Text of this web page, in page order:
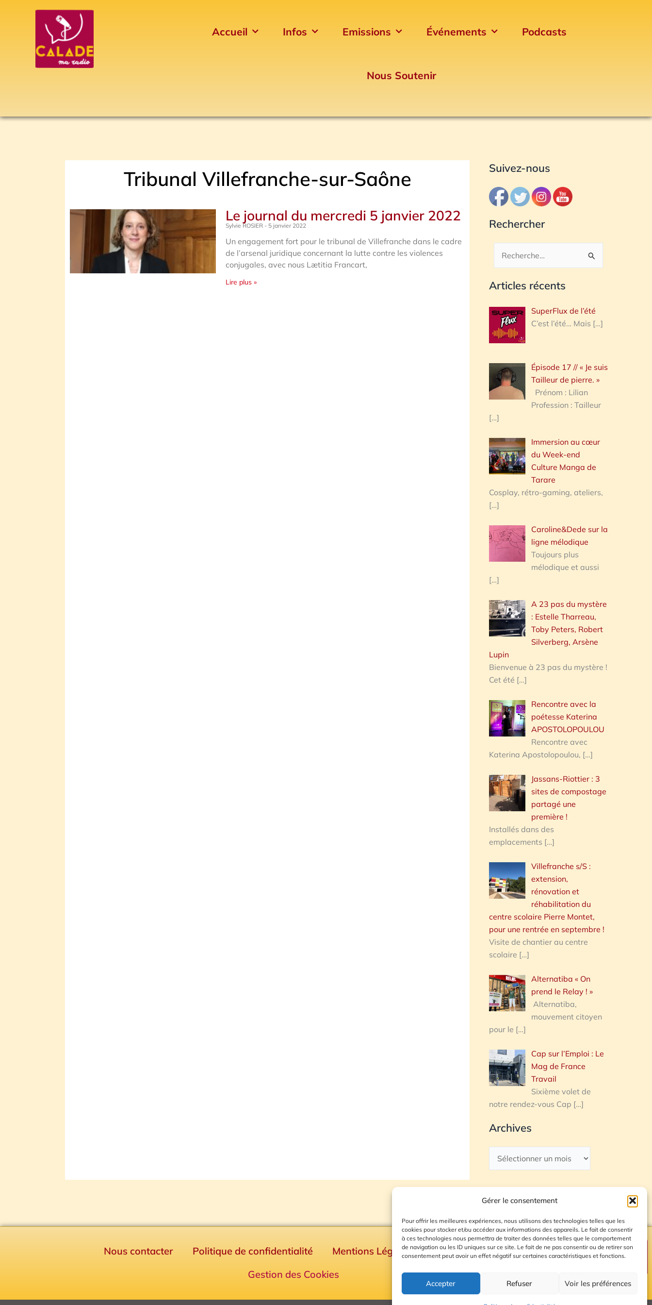
Gérer le consentement
Pour offrir les meilleures expériences, nous utilisons des technologies telles que les
cookies pour stocker et/ou accéder aux informations des appareils. Le fait de consentir
à ces technologies nous permettra de traiter des données telles que le comportement
de navigation ou les ID uniques sur ce site. Le fait de ne pas consentir ou de retirer son
consentement peut avoir un effet négatif sur certaines caractéristiques et fonctions.
Accepter Refuser Voir les préférences
Accueil Infos Emissions Événements Podcasts
Nous Soutenir
Tribunal Villefranche-sur-Saône
Le journal du mercredi 5 janvier 2022
Sylvie ROSIER 5 janvier 2022
Un engagement fort pour le tribunal de Villefranche dans le cadre
de l’arsenal juridique concernant la lutte contre les violences
conjugales, avec nous Lætitia Francart,
Lire plus »
Suivez-nous
Rechercher
Rechercher :
Articles récents
SuperFlux de l’été
C’est l’été… Mais […]
Épisode 17 // « Je suis
Tailleur de pierre. »
Prénom : Lilian
Profession : Tailleur
[…]
Immersion au cœur
du Week-end
Culture Manga de
Tarare
Cosplay, rétro-gaming, ateliers,
[…]
Caroline&Dede sur la
ligne mélodique
Toujours plus
mélodique et aussi
[…]
A 23 pas du mystère
: Estelle Tharreau,
Toby Peters, Robert
Silverberg, Arsène
Lupin
Bienvenue à 23 pas du mystère !
Cet été […]
Rencontre avec la
poétesse Katerina
APOSTOLOPOULOU
Rencontre avec
Katerina Apostolopoulou, […]
Jassans-Riottier : 3
sites de compostage
partagé une
première !
Installés dans des
emplacements […]
Villefranche s/S :
extension,
rénovation et
réhabilitation du
centre scolaire Pierre Montet,
pour une rentrée en septembre !
Visite de chantier au centre
scolaire […]
Alternatiba « On
prend le Relay ! »
Alternatiba,
mouvement citoyen
pour le […]
Cap sur l’Emploi : Le
Mag de France
Travail
Sixième volet de
notre rendez-vous Cap […]
Archives
Archives
Nous contacter Politique de confidentialité Mentions Légales
Plan du site
Gestion des Cookies